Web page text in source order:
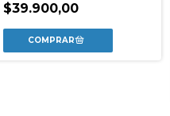
$39.900,00